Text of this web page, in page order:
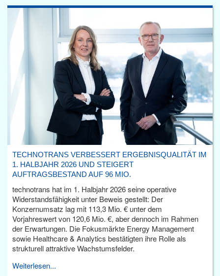
TECHNOTRANS VERBESSERT ERGEBNISQUALITÄT IM
1. HALBJAHR 2026 UND STEIGERT
AUFTRAGSBESTAND AUF 96 MIO.
technotrans hat im 1. Halbjahr 2026 seine operative
Widerstandsfähigkeit unter Beweis gestellt: Der
Konzernumsatz lag mit 113,3 Mio. € unter dem
Vorjahreswert von 120,6 Mio. €, aber dennoch im Rahmen
der Erwartungen. Die Fokusmärkte Energy Management
sowie Healthcare & Analytics bestätigten ihre Rolle als
strukturell attraktive Wachstumsfelder.
Weiterlesen...